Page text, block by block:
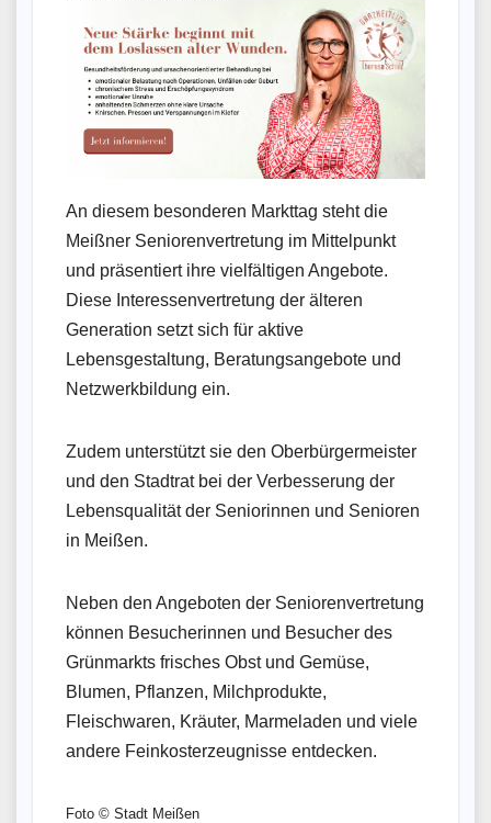
An diesem besonderen Markttag steht die
Meißner Seniorenvertretung im Mittelpunkt
und präsentiert ihre vielfältigen Angebote.
Diese Interessenvertretung der älteren
Generation setzt sich für aktive
Lebensgestaltung, Beratungsangebote und
Netzwerkbildung ein.
Zudem unterstützt sie den Oberbürgermeister
und den Stadtrat bei der Verbesserung der
Lebensqualität der Seniorinnen und Senioren
in Meißen.
Neben den Angeboten der Seniorenvertretung
können Besucherinnen und Besucher des
Grünmarkts frisches Obst und Gemüse,
Blumen, Pflanzen, Milchprodukte,
Fleischwaren, Kräuter, Marmeladen und viele
andere Feinkosterzeugnisse entdecken.
Foto © Stadt Meißen